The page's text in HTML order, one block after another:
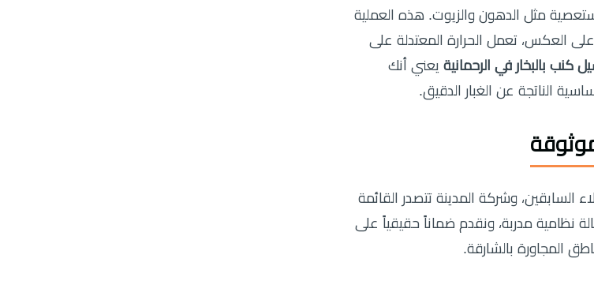
مثل الدهون والزيوت. هذه العملية
العكس، تعمل الحرارة المعتدلة على
بالبخار في الرحمانية يعني أنك
الناتجة عن الغبار الدقيق.
السابقين، وشركة المدينة تتصدر القائمة
نظامية مدربة، ونقدم ضماناً حقيقياً على
المجاورة بالشارقة.